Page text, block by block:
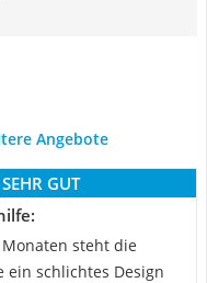
Angebote
SEHR GUT
steht die
ein schlichtes Design